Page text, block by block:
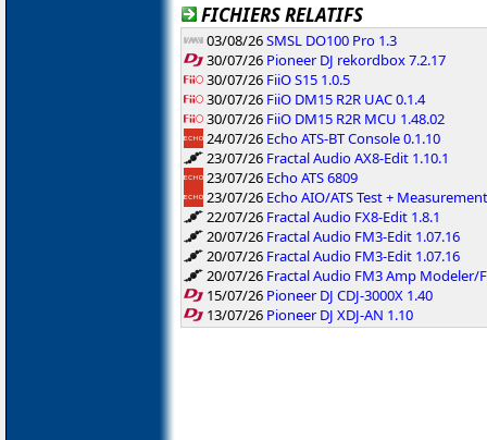
FICHIERS RELATIFS
03/08/26SMSL DO100 Pro 1.3
30/07/26 Pioneer DJ rekordbox 7.2.17
30/07/26 FiiO S15 1.0.5
30/07/26 FiiO DM15 R2R UAC 0.1.4
30/07/26 FiiO DM15 R2R MCU 1.48.02
24/07/26 Echo ATS-BT Console 0.1.10
23/07/26 Fractal Audio AX8-Edit 1.10.1
23/07/26 Echo ATS 6809
23/07/26 Echo AIO/ATS Test +
22/07/26 Fractal Audio FX8-Edit 1.8.1
20/07/26 Fractal Audio FM3-Edit 1.07.16
20/07/26 Fractal Audio FM3-Edit 1.07.16
20/07/26 Fractal Audio FM3 Amp Modeler/
15/07/26 Pioneer DJ CDJ-3000X 1.40
13/07/26 Pioneer DJ XDJ-AN 1.10